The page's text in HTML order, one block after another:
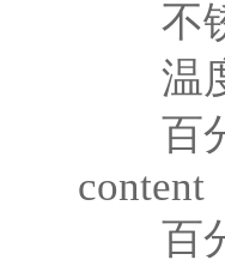
不锈
温度/
百分
content
百分